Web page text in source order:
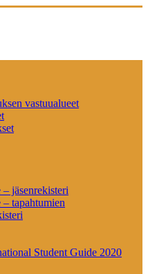
vastuualueet
– jäsenrekisteri
– tapahtumien
Student Guide 2020